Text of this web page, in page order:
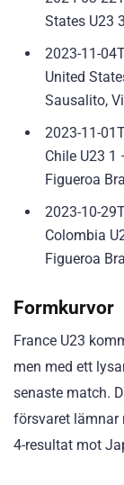
States U23
2023-11-
United
Sausalito,
2023-11-
Chile U23 1
Figueroa
2023-10-
Colombia
Figueroa
Formkurvor
France U23
men med ett
senaste match.
försvaret lämnar
4-resultat mot